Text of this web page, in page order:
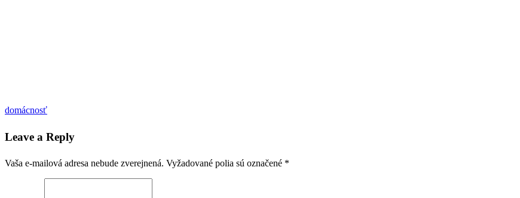
domácnosť
Leave a Reply
Vaša e-mailová adresa nebude zverejnená. Vyžadované polia sú označené *